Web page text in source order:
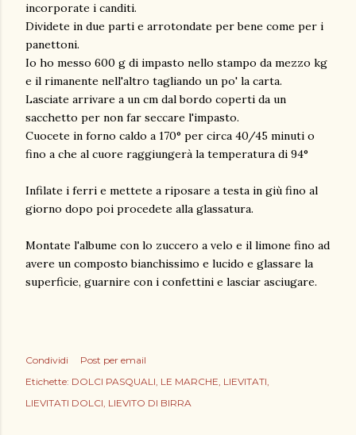
incorporate i canditi.
Dividete in due parti e arrotondate per bene come per i
panettoni.
Io ho messo 600 g di impasto nello stampo da mezzo kg
e il rimanente nell'altro tagliando un po' la carta.
Lasciate arrivare a un cm dal bordo coperti da un
sacchetto per non far seccare l'impasto.
Cuocete in forno caldo a 170° per circa 40/45 minuti o
fino a che al cuore raggiungerà la temperatura di 94°
Infilate i ferri e mettete a riposare a testa in giù fino al
giorno dopo poi procedete alla glassatura.
Montate l'albume con lo zuccero a velo e il limone fino ad
avere un composto bianchissimo e lucido e glassare la
superficie, guarnire con i confettini e lasciar asciugare.
Condividi
Post per email
Etichette: DOLCI PASQUALI LE MARCHE LIEVITATI
LIEVITATI DOLCI LIEVITO DI BIRRA